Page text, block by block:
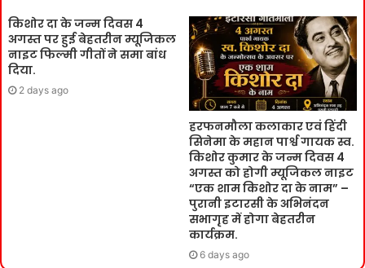
किशोर दा के जन्म दिवस 4
अगस्त पर हुई बेहतरीन म्यूजिकल
नाइट फिल्मी गीतों ने समा बांध
दिया.
2 days ago
हरफनमौला कलाकार एवं हिंदी
सिनेमा के महान पार्श्व गायक स्व.
किशोर कुमार के जन्म दिवस 4
अगस्त को होगी म्यूजिकल नाइट
“एक शाम किशोर दा के नाम” –
पुरानी इटारसी के अभिनंदन
सभागृह में होगा बेहतरीन
कार्यक्रम.
6 days ago